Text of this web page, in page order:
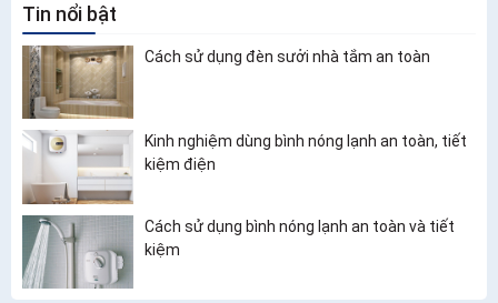
Tin nổi bật
Cách sử dụng đèn sưởi nhà tắm an toàn
Kinh nghiệm dùng bình nóng lạnh an toàn, tiết
kiệm điện
Cách sử dụng bình nóng lạnh an toàn và tiết
kiệm